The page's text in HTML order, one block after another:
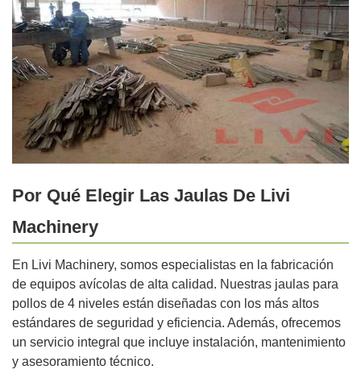
Por Qué Elegir Las Jaulas De Livi
Machinery
En Livi Machinery, somos especialistas en la fabricación
de equipos avícolas de alta calidad. Nuestras jaulas para
pollos de 4 niveles están diseñadas con los más altos
estándares de seguridad y eficiencia. Además, ofrecemos
un servicio integral que incluye instalación, mantenimiento
y asesoramiento técnico.